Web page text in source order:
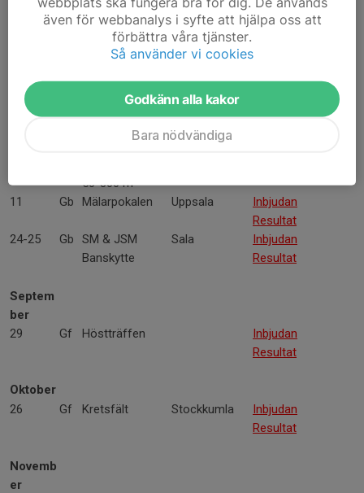
Resultat
MargarethakedjaBälgviken
50-300 m
11 Gb Mälarpokalen Uppsala
Inbjudan
Resultat
24-25
Gb
SM & JSM
Banskytte
Sala
Inbjudan
Resultat
Septem
ber
29
Gf Höstträffen
Inbjudan
Resultat
Oktober
26
Gf Kretsfält Stockkumla
Inbjudan
Resultat
Novemb
er
även för webbanalys i syfte att hjälpa oss att
förbättra våra tjänster.
Så använder vi cookies
Godkänn alla kakor
Bara nödvändiga